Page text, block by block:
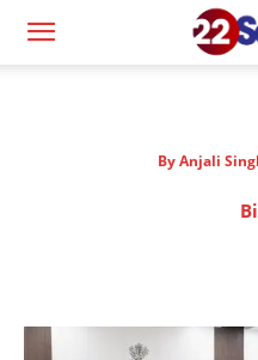
By Anjali